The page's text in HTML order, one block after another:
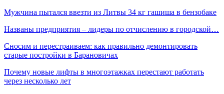
Мужчина пытался ввезти из Литвы 34 кг гашиша в бензобаке
Названы предприятия – лидеры по отчислению в городской…
Сносим и перестраиваем: как правильно демонтировать
старые постройки в Барановичах
Почему новые лифты в многоэтажках перестают работать
через несколько лет